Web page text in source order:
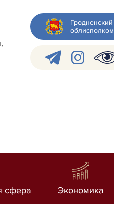
Гродненский
облисполком
сфера Экономика